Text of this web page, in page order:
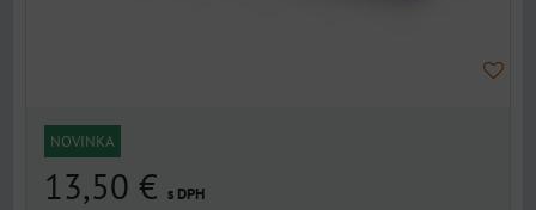
NOVINKA
13,50 € s DPH